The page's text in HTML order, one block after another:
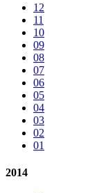
12
11
10
09
08
07
06
05
04
03
02
01
2014